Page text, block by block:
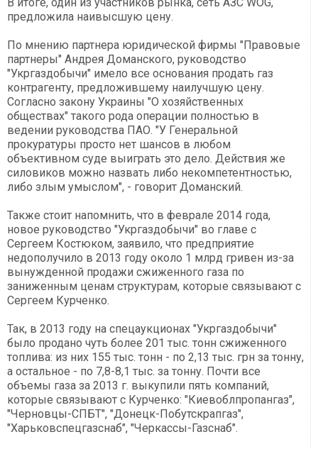
предложила наивысшую цену.
По мнению партнера юридической фирмы "Правовые
партнеры" Андрея Доманского, руководство
"Укргаздобычи" имело все основания продать газ
контрагенту, предложившему наилучшую цену.
Согласно закону Украины "О хозяйственных
обществах" такого рода операции полностью в
ведении руководства ПАО. "У Генеральной
прокуратуры просто нет шансов в любом
объективном суде выиграть это дело. Действия же
силовиков можно назвать либо некомпетентностью,
либо злым умыслом", - говорит Доманский.
Также стоит напомнить, что в феврале 2014 года,
новое руководство "Укргаздобычи" во главе с
Сергеем Костюком, заявило, что предприятие
недополучило в 2013 году около 1 млрд гривен из-за
вынужденной продажи сжиженного газа по
заниженным ценам структурам, которые связывают с
Сергеем Курченко.
Так, в 2013 году на спецаукционах "Укргаздобычи"
было продано чуть более 201 тыс. тонн сжиженного
топлива: из них 155 тыс. тонн - по 2,13 тыс. грн за тонну,
а остальное - по 7,8-8,1 тыс. за тонну. Почти все
объемы газа за 2013 г. выкупили пять компаний,
которые связывают с Курченко: "Киевоблпропангаз",
"Черновцы-СПБТ", "Донецк-Побутскрапгаз",
"Харьковспецгазснаб", "Черкассы-Газснаб".